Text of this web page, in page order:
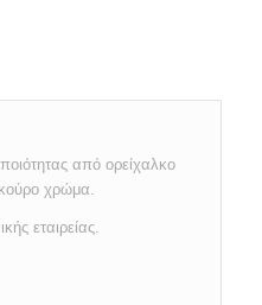
από ορείχαλκο
χρώμα.
εταιρείας.